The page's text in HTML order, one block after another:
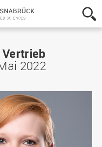
Hochschule
Osnabrück
-
2022